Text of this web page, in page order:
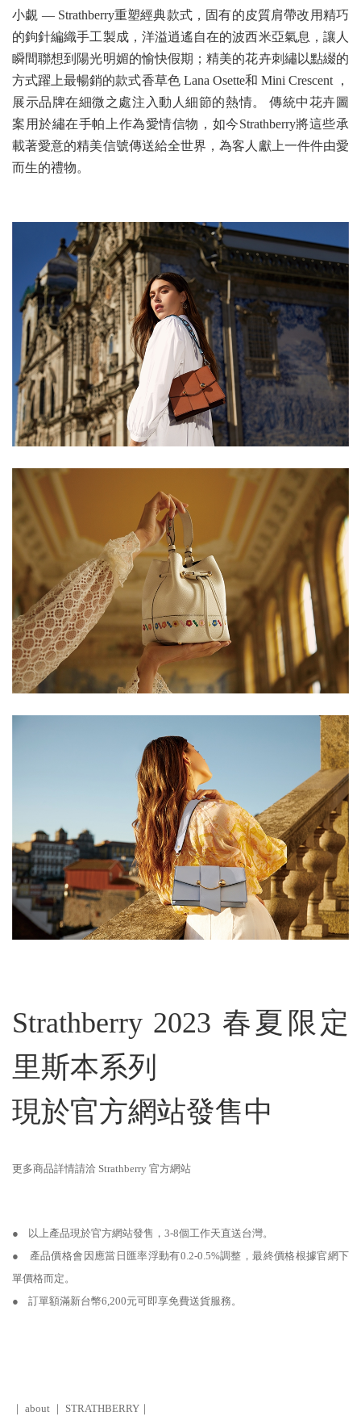
小覷 — Strathberry重塑經典款式，固有的皮質肩帶改用精巧
的鉤針編織手工製成，洋溢逍遙自在的波西米亞氣息，讓人
瞬間聯想到陽光明媚的愉快假期；精美的花卉刺繡以點綴的
方式躍上最暢銷的款式香草色 Lana Osette和 Mini Crescent ，
展示品牌在細微之處注入動人細節的熱情。 傳統中花卉圖
案用於繡在手帕上作為愛情信物，如今Strathberry將這些承
載著愛意的精美信號傳送給全世界，為客人獻上一件件由愛
而生的禮物。
Strathberry 2023 春夏限定
里斯本系列
現於官方網站發售中
更多商品詳情請洽 Strathberry 官方網站
● 以上產品現於官方網站發售，3-8個工作天直送台灣。
● 產品價格會因應當日匯率浮動有0.2-0.5%調整，最終價格根據官網下
單價格而定。
● 訂單額滿新台幣6,200元可即享免費送貨服務。
｜ about ｜ STRATHBERRY ｜